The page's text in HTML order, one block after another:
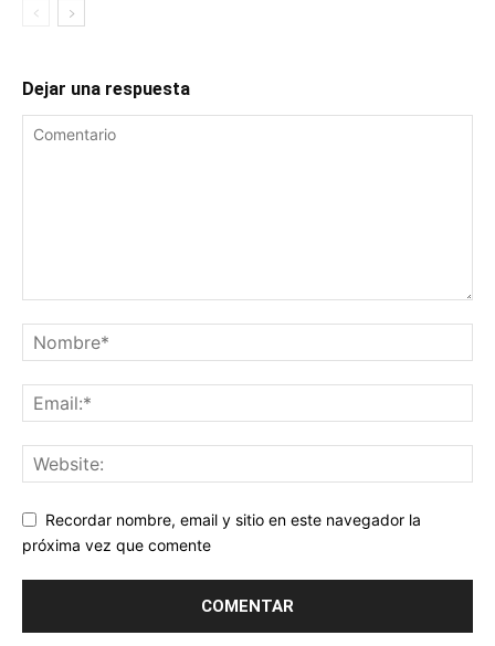
Dejar una respuesta
Recordar nombre, email y sitio en este navegador la
próxima vez que comente